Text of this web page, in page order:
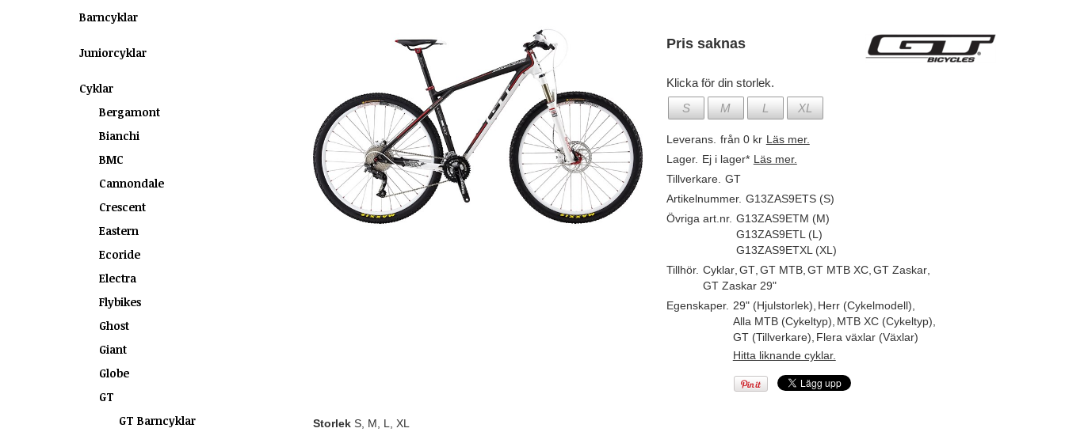
Barncyklar
Juniorcyklar
Cyklar
Bergamont
Bianchi
BMC
Cannondale
Crescent
Eastern
Ecoride
Electra
Flybikes
Ghost
Giant
Globe
GT
GT Barncyklar
Pris saknas
Klicka för din storlek.
S
M L XL
Leverans. från 0 kr Läs mer.
Lager. Ej i lager* Läs mer.
Tillverkare. GT
Artikelnummer. G13ZAS9ETS (S)
Övriga art.nr. G13ZAS9ETM (M)
G13ZAS9ETL (L)
G13ZAS9ETXL (XL)
Tillhör. Cyklar, GT, GT MTB, GT MTB XC, GT Zaskar,
GT Zaskar 29"
Egenskaper. 29" (Hjulstorlek) Herr (Cykelmodell)
Alla MTB (Cykeltyp) MTB XC (Cykeltyp)
GT (Tillverkare) Flera växlar (Växlar)
Hitta liknande cyklar.
StorlekS, M, L, XL